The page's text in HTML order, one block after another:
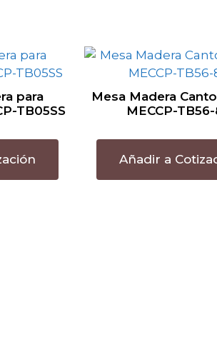
para
TB05SS
Mesa Madera
MECCP-
Añadir a